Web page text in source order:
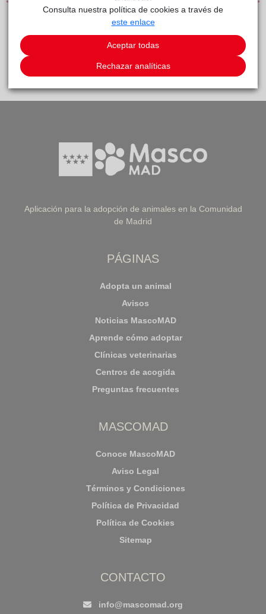
CLÍNICAS DE PEQUEÑOS ANIMALES
VOLVER A LISTADO DE CLÍNICAS
Aplicación para la adopción de animales en la Comunidad
de Madrid
PÁGINAS
Adopta un animal
Avisos
Noticias MascoMAD
Aprende cómo adoptar
Clínicas veterinarias
Centros de acogida
Preguntas frecuentes
MASCOMAD
Conoce MascoMAD
Aviso Legal
Términos y Condiciones
Política de Privacidad
Política de Cookies
Sitemap
CONTACTO
info@mascomad.org
Consulta nuestra política de cookies a través de
este enlace
Aceptar todas
Rechazar analíticas